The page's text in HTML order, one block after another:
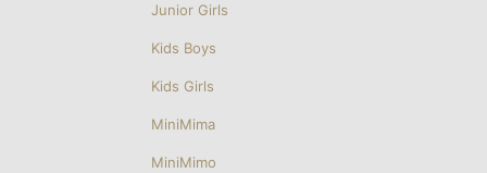
Junior Girls
Kids Boys
Kids Girls
MiniMima
MiniMimo